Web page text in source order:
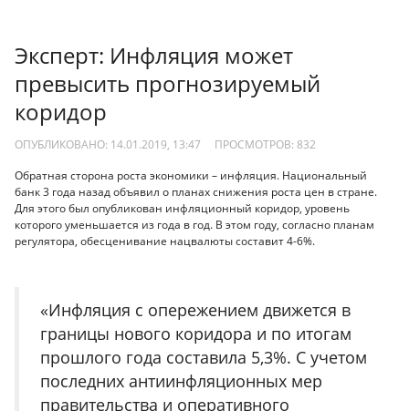
Эксперт: Инфляция может
превысить прогнозируемый
коридор
ОПУБЛИКОВАНО: 14.01.2019, 13:47 ПРОСМОТРОВ: 832
Обратная сторона роста экономики – инфляция. Национальный
банк 3 года назад объявил о планах снижения роста цен в стране.
Для этого был опубликован инфляционный коридор, уровень
которого уменьшается из года в год. В этом году, согласно планам
регулятора, обесценивание нацвалюты составит 4-6%.
«Инфляция с опережением движется в
границы нового коридора и по итогам
прошлого года составила 5,3%. С учетом
последних антиинфляционных мер
правительства и оперативного